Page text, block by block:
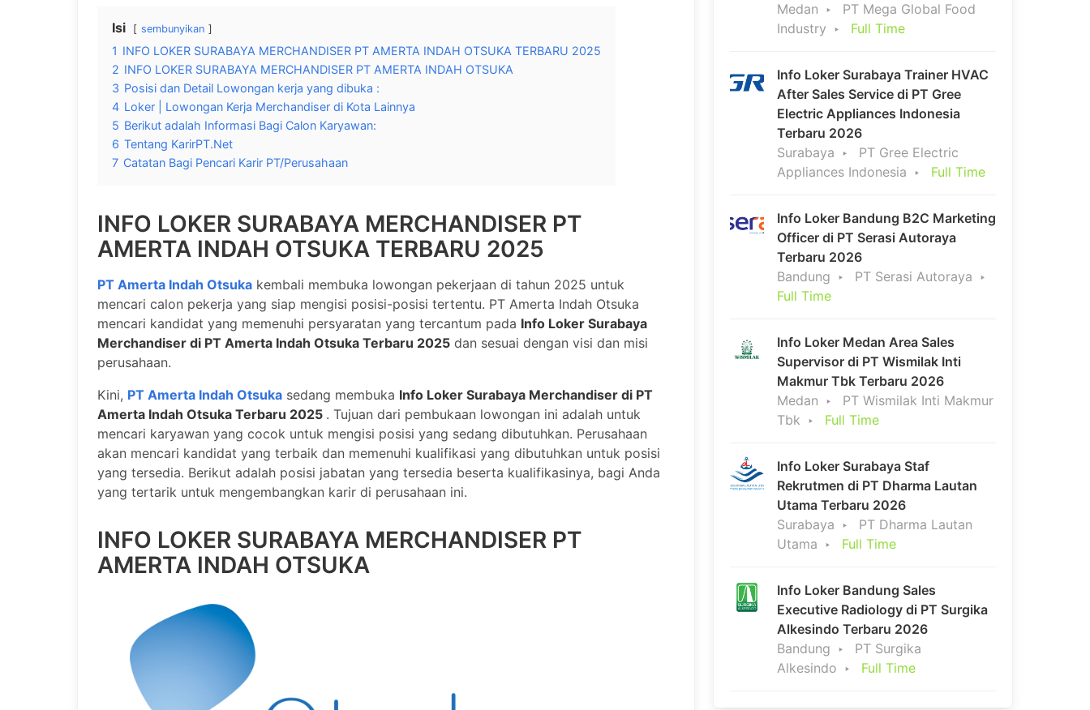
Isi sembunyikan
1 INFO LOKER SURABAYA MERCHANDISER PT AMERTA INDAH OTSUKA TERBARU 2025
2 INFO LOKER SURABAYA MERCHANDISER PT AMERTA INDAH OTSUKA
3 Posisi dan Detail Lowongan kerja yang dibuka :
4 Loker | Lowongan Kerja Merchandiser di Kota Lainnya
5 Berikut adalah Informasi Bagi Calon Karyawan:
6 Tentang KarirPT.Net
7 Catatan Bagi Pencari Karir PT/Perusahaan
INFO LOKER SURABAYA MERCHANDISER PT
AMERTA INDAH OTSUKA TERBARU 2025
PT Amerta Indah Otsuka kembali membuka lowongan pekerjaan di tahun 2025 untuk
mencari calon pekerja yang siap mengisi posisi-posisi tertentu. PT Amerta Indah Otsuka
mencari kandidat yang memenuhi persyaratan yang tercantum pada Info Loker Surabaya
Merchandiser di PT Amerta Indah Otsuka Terbaru 2025 dan sesuai dengan visi dan misi
perusahaan.
Kini, PT Amerta Indah Otsuka sedang membuka Info Loker Surabaya Merchandiser di PT
Amerta Indah Otsuka Terbaru 2025 . Tujuan dari pembukaan lowongan ini adalah untuk
mencari karyawan yang cocok untuk mengisi posisi yang sedang dibutuhkan. Perusahaan
akan mencari kandidat yang terbaik dan memenuhi kualifikasi yang dibutuhkan untuk posisi
yang tersedia. Berikut adalah posisi jabatan yang tersedia beserta kualifikasinya, bagi Anda
yang tertarik untuk mengembangkan karir di perusahaan ini.
INFO LOKER SURABAYA MERCHANDISER PT
AMERTA INDAH OTSUKA
Medan
PT Mega Global Food
Industry
Full Time
Info Loker Surabaya Trainer HVAC
After Sales Service di PT Gree
Electric Appliances Indonesia
Terbaru 2026
Surabaya
PT Gree Electric
Appliances Indonesia
Full Time
Info Loker Bandung B2C Marketing
Officer di PT Serasi Autoraya
Terbaru 2026
Bandung
PT Serasi Autoraya
Full Time
Info Loker Medan Area Sales
Supervisor di PT Wismilak Inti
Makmur Tbk Terbaru 2026
Medan
PT Wismilak Inti Makmur
Tbk
Full Time
Info Loker Surabaya Staf
Rekrutmen di PT Dharma Lautan
Utama Terbaru 2026
Surabaya
PT Dharma Lautan
Utama
Full Time
Info Loker Bandung Sales
Executive Radiology di PT Surgika
Alkesindo Terbaru 2026
Bandung
PT Surgika
Alkesindo
Full Time